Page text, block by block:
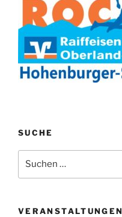
SUCHE
nach:
VERANSTALTUNGEN